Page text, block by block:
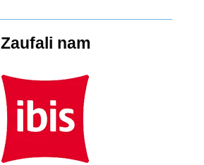
Zaufali nam